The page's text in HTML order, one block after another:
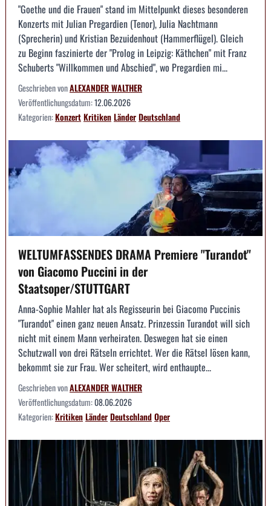
"Goethe und die Frauen" stand im Mittelpunkt dieses besonderen
Konzerts mit Julian Pregardien (Tenor), Julia Nachtmann
(Sprecherin) und Kristian Bezuidenhout (Hammerflügel). Gleich
zu Beginn faszinierte der "Prolog in Leipzig: Käthchen" mit Franz
Schuberts "Willkommen und Abschied", wo Pregardien mi...
Geschrieben vonALEXANDER WALTHER
Veröffentlichungsdatum:12.06.2026
Kategorien:KonzertKritikenLänderDeutschland
WELTUMFASSENDES DRAMA Premiere "Turandot"
von Giacomo Puccini in der
Staatsoper/STUTTGART
Anna-Sophie Mahler hat als Regisseurin bei Giacomo Puccinis
"Turandot" einen ganz neuen Ansatz. Prinzessin Turandot will sich
nicht mit einem Mann verheiraten. Deswegen hat sie einen
Schutzwall von drei Rätseln errichtet. Wer die Rätsel lösen kann,
bekommt sie zur Frau. Wer scheitert, wird enthaupte...
Geschrieben vonALEXANDER WALTHER
Veröffentlichungsdatum:08.06.2026
Kategorien:KritikenLänderDeutschlandOper